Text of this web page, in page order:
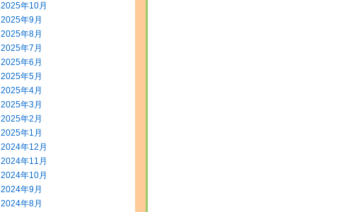
2025年10月
2025年9月
2025年8月
2025年7月
2025年6月
2025年5月
2025年4月
2025年3月
2025年2月
2025年1月
2024年12月
2024年11月
2024年10月
2024年9月
2024年8月